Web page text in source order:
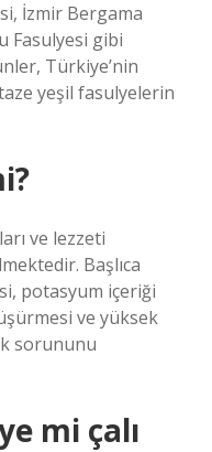
İzmir Bergama
Fasulyesi gibi
Türkiye’nin
yeşil fasulyelerin
ve lezzeti
Başlıca
potasyum içeriği
ve yüksek
sorununu
mi çalı